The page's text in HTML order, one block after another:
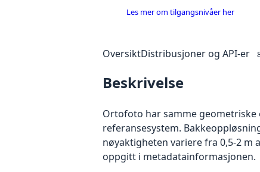
Les mer om tilgangsnivåer her
OversiktDistribusjoner og API-er
Beskrivelse
Ortofoto har samme
referansesystem.
nøyaktigheten variere fra 0,5-2
oppgitt i metadatainformasjonen.